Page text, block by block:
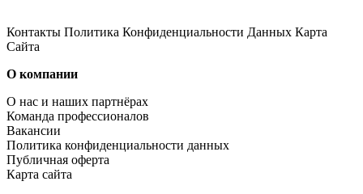
Контакты Политика Конфиденциальности Данных Карта
Сайта
О компании
О нас и наших партнёрах
Команда профессионалов
Вакансии
Политика конфиденциальности данных
Публичная оферта
Карта сайта